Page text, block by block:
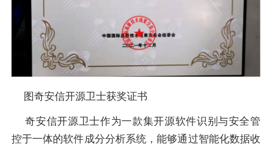
图奇安信开源卫士获奖证书
奇安信开源卫士作为一款集开源软件识别与安全管
控于一体的软件成分分析系统，能够通过智能化数据收